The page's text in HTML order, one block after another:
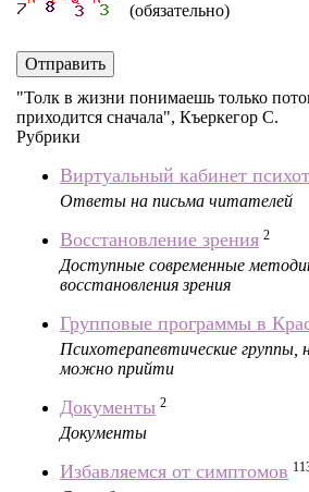
(обязательно)
Отправить
"Толк в жизни понимаешь только
приходится сначала", Къеркегор С.
Рубрики
Виртуальный кабинет
Ответы на письма читателей
Восстановление зрения 2
Доступные современные
восстановления зрения
Групповые программы в
Психотерапевтические группы,
можно прийти
Документы 2
Документы
Избавляемся от симптомов